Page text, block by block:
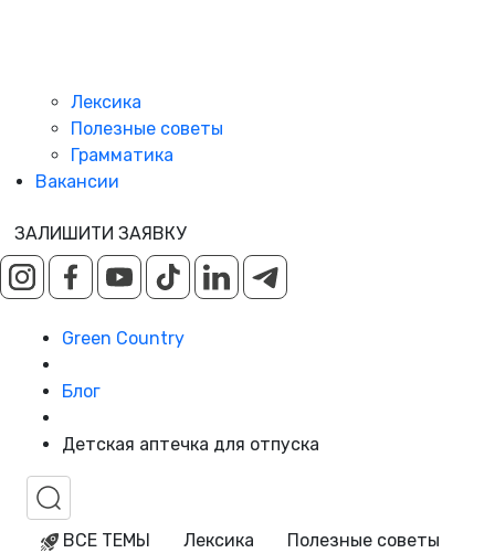
Лексика
Полезные советы
Грамматика
Вакансии
ЗАЛИШИТИ ЗАЯВКУ
Green Country
Блог
Детская аптечка для отпуска
ВСЕ ТЕМЫ Лексика
Полезные советы